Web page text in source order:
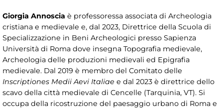
Giorgia Annoscia è professoressa associata di Archeologia
cristiana e medievale e, dal 2023, Direttrice della Scuola di
Specializzazione in Beni Archeologici presso Sapienza
Università di Roma dove insegna Topografia medievale,
Archeologia delle produzioni medievali ed Epigrafia
medievale. Dal 2019 è membro del Comitato delle
Inscriptiones Medii Aevi Italiae e dal 2023 è direttrice dello
scavo della città medievale di Cencelle (Tarquinia, VT). Si
occupa della ricostruzione del paesaggio urbano di Roma e